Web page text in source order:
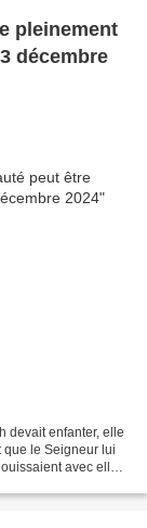
pleinement
décembre
devait enfanter, elle
que le Seigneur lui
avec elle.